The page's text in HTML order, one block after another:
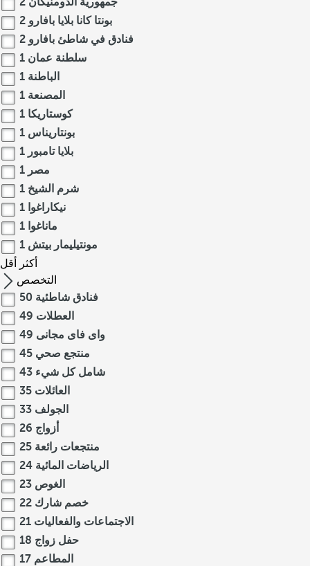
بونتا كانا بلايا بافارو 2
فنادق في شاطئ بافارو 2
سلطنة عمان 1
الباطنة 1
المصنعة 1
كوستاريكا 1
بونتاريناس 1
بلايا تامبور 1
مصر 1
شرم الشيخ 1
نيكاراغوا 1
ماناغوا 1
مونتيليمار بيتش 1
أكثر
أقل
التخصص
فنادق شاطئية 50
العطلات 49
واى فاى مجانى 49
منتجع صحي 45
شامل كل شيء 43
العائلات 35
الجولف 33
أزواج 26
منتجعات رائعة 25
الرياضات المائية 24
الغوص 23
خصم شارك 22
الاجتماعات والفعاليات 21
حفل زواج 18
المطاعم 17